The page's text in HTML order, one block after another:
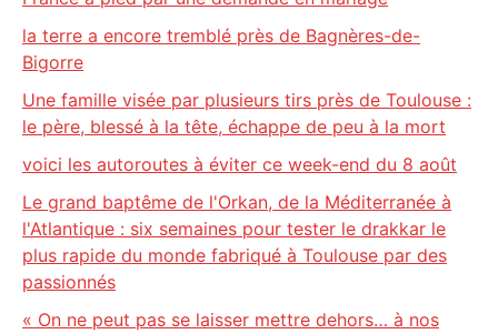
la terre a encore tremblé près de Bagnères-de-
Bigorre
Une famille visée par plusieurs tirs près de Toulouse :
le père, blessé à la tête, échappe de peu à la mort
voici les autoroutes à éviter ce week-end du 8 août
Le grand baptême de l'Orkan, de la Méditerranée à
l'Atlantique : six semaines pour tester le drakkar le
plus rapide du monde fabriqué à Toulouse par des
passionnés
« On ne peut pas se laisser mettre dehors… à nos